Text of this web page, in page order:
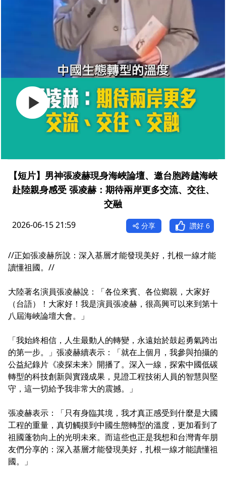
【短片】男神張凌赫現身海峽論壇、邀台胞跨越海峽
赴陸親身感受 張凌赫：期待兩岸更多交流、交往、
交融
2026-06-15 21:59 分享 讚好 6
//正如張凌赫所說：深入基層才能發現美好，扎根一線才能
讀懂祖國。//
大陸著名演員張凌赫說：「各位來賓、各位鄉親，大家好
（台語）！大家好！我是演員張凌赫，很高興可以來到第十
八屆海峽論壇大會。」
「我始終相信，人生最動人的轉變，永遠始於鼓起勇氣跨出
的第一步。」張凌赫續表示：「就在上個月，我參與拍攝的
公益紀錄片《凌探未来》開播了。深入一線，探索中國低碳
轉型的科技創新與實踐成果，見證工程技術人員的智慧與堅
守，這一切給予我非常大的震撼。」
張凌赫表示：「只有身臨其境，我才真正感受到什麼是大國
工程的重量，真切觸摸到中國生態轉型的溫度，更加看到了
祖國蓬勃向上的光明未來。而這些也正是我想和台灣青年朋
友們分享的：深入基層才能發現美好，扎根一線才能讀懂祖
國。」